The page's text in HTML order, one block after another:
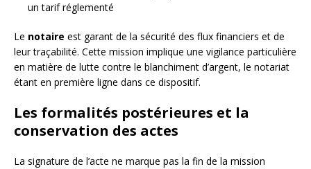
un tarif réglementé
Le notaire est garant de la sécurité des flux financiers et de
leur traçabilité. Cette mission implique une vigilance particulière
en matière de lutte contre le blanchiment d’argent, le notariat
étant en première ligne dans ce dispositif.
Les formalités postérieures et la
conservation des actes
La signature de l’acte ne marque pas la fin de la mission